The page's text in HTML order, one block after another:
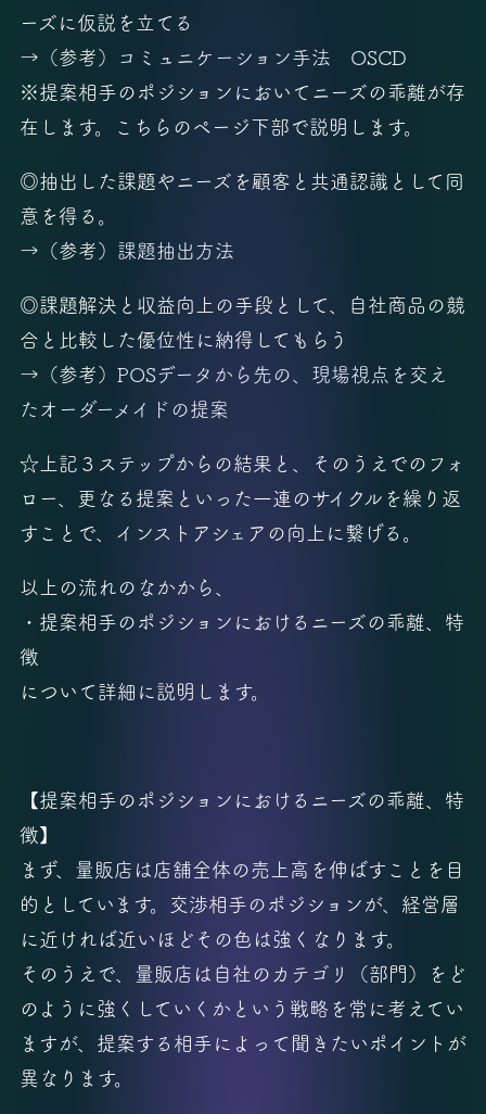
ーズに仮説を立てる
→（参考）
コミュニケーション手法 OSCD
※提案相手のポジションにおいてニーズの乖離が存
在します。こちらのページ下部で説明します。
◎抽出した課題やニーズを顧客と共通認識として同
意を得る。
→（参考） 課題抽出方法
◎課題解決と収益向上の手段として、自社商品の競
合と比較した優位性に納得してもらう
→（参考） POSデータから先の、現場視点を交え
たオーダーメイドの提案
☆上記３ステップからの結果と、そのうえでのフォ
ロー、更なる提案といった一連のサイクルを繰り返
すことで、インストアシェアの向上に繋げる。
以上の流れのなかから、
・提案相手のポジションにおけるニーズの乖離、特
徴
について詳細に説明します。
【提案相手のポジションにおけるニーズの乖離、特
徴】
まず、量販店は店舗全体の売上高を伸ばすことを目
的としています。交渉相手のポジションが、経営層
に近ければ近いほどその色は強くなります。
そのうえで、量販店は自社のカテゴリ（部門）をど
のように強くしていくかという戦略を常に考えてい
ますが、提案する相手によって聞きたいポイントが
異なります。